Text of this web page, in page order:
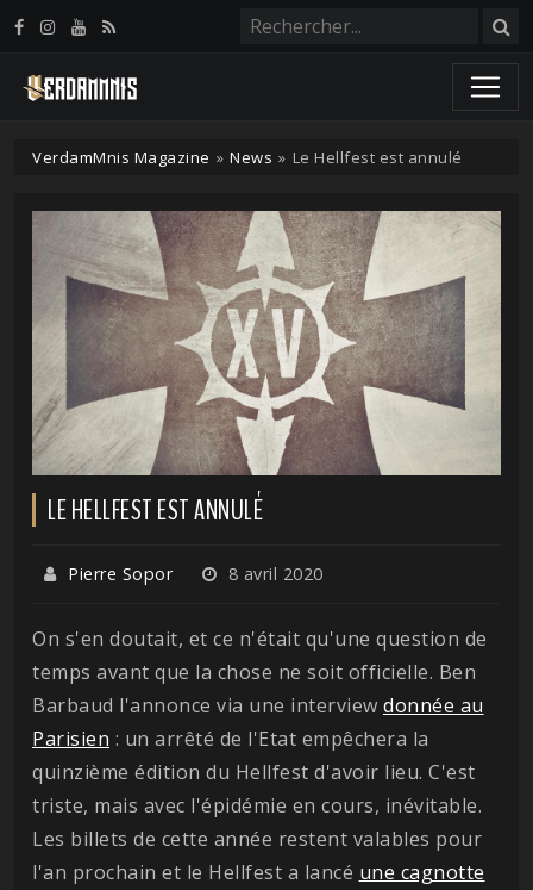
VerdamMnis Magazine » News » Le Hellfest est annulé
LE HELLFEST EST ANNULÉ
Pierre Sopor 8 avril 2020
On s'en doutait, et ce n'était qu'une question de
temps avant que la chose ne soit officielle. Ben
Barbaud l'annonce via une interview donnée au
Parisien : un arrêté de l'Etat empêchera la
quinzième édition du Hellfest d'avoir lieu. C'est
triste, mais avec l'épidémie en cours, inévitable.
Les billets de cette année restent valables pour
l'an prochain et le Hellfest a lancé une cagnotte
Panneau de gestion des cookies